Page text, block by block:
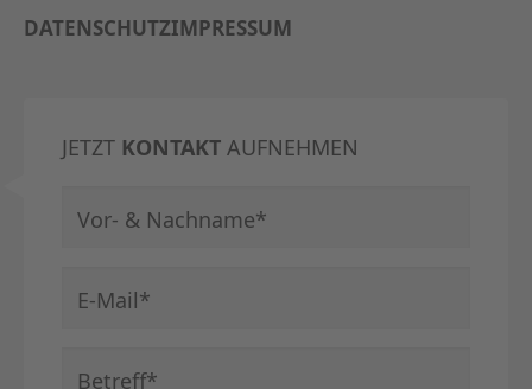
DATENSCHUTZIMPRESSUM
JETZT KONTAKT AUFNEHMEN
Pflichtfeld
Vor- & Nachname*
Pflichtfeld
E-Mail*
Pflichtfeld
Betreff*